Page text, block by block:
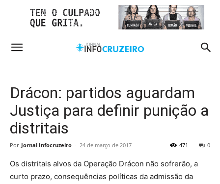
Drácon: partidos aguardam
Justiça para definir punição a
distritais
Por Jornal Infocruzeiro - 24 de março de 2017 0
471
Os distritais alvos da Operação Drácon não sofrerão, a
curto prazo, consequências políticas da admissão da